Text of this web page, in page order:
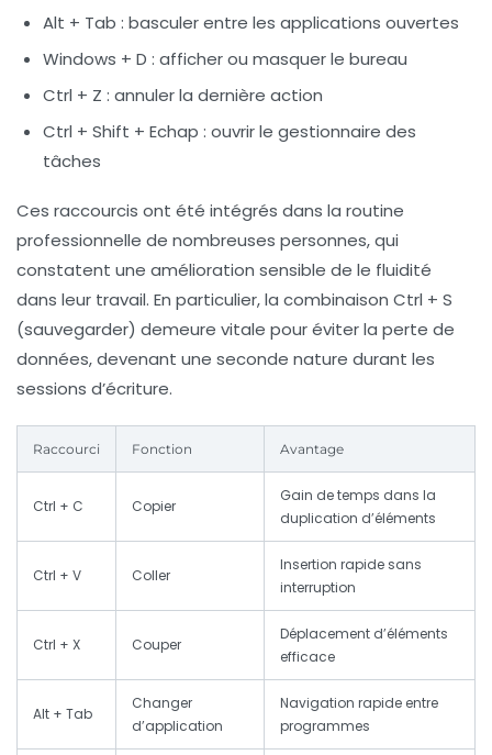
Alt + Tab : basculer entre les applications ouvertes
Windows + D : afficher ou masquer le bureau
Ctrl + Z : annuler la dernière action
Ctrl + Shift + Echap : ouvrir le gestionnaire des
tâches
Ces raccourcis ont été intégrés dans la routine
professionnelle de nombreuses personnes, qui
constatent une amélioration sensible de le fluidité
dans leur travail. En particulier, la combinaison Ctrl + S
(sauvegarder) demeure vitale pour éviter la perte de
données, devenant une seconde nature durant les
sessions d’écriture.
Raccourci Fonction Avantage
Ctrl + C Copier
Gain de temps dans la
duplication d’éléments
Ctrl + V Coller
Insertion rapide sans
interruption
Ctrl + X Couper
Déplacement d’éléments
efficace
Alt + Tab
Changer
d’application
Navigation rapide entre
programmes